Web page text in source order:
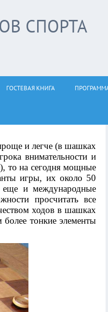
СПОРТА
ГОСТЕВАЯ КНИГА
и легче (в шашках
внимательности и
то на сегодня мощные
игры, их около 50
еще и международные
просчитать все
ходов в шашках
тонкие элементы
шахматный клуб И-Центр